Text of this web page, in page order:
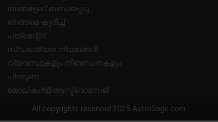
ഞങ്ങളോട് ബന്ധപ്പെടു
ഞങ്ങളെ കുറിച്ച്
പയ്മെന്റ്റ്
സ്വകാര്യത നിയമങ്ങൾ
വ്യവസ്ഥകളും നിബന്ധനകളും
പിന്തുണ
ജോലികൾ@ആസ്ട്രോസേജ്
All copyrights reserved 2025 AstroSage.com.